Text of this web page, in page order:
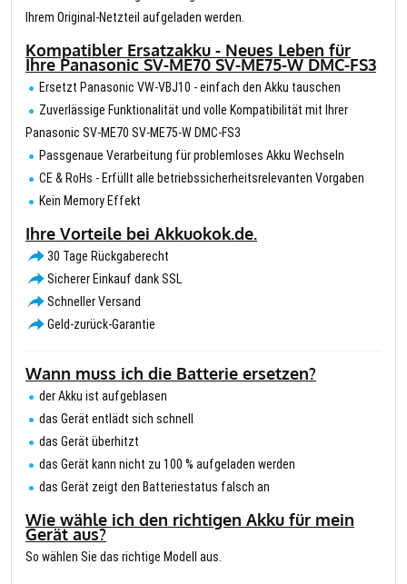
Ihrem Original-Netzteil aufgeladen werden.
Kompatibler Ersatzakku - Neues Leben für
Ihre Panasonic SV-ME70 SV-ME75-W DMC-FS3
Ersetzt Panasonic VW-VBJ10 - einfach den Akku tauschen
Zuverlässige Funktionalität und volle Kompatibilität mit Ihrer
Panasonic SV-ME70 SV-ME75-W DMC-FS3
Passgenaue Verarbeitung für problemloses Akku Wechseln
CE & RoHs - Erfüllt alle betriebssicherheitsrelevanten Vorgaben
Kein Memory Effekt
Ihre Vorteile bei Akkuokok.de.
30 Tage Rückgaberecht
Sicherer Einkauf dank SSL
Schneller Versand
Geld-zurück-Garantie
Wann muss ich die Batterie ersetzen?
der Akku ist aufgeblasen
das Gerät entlädt sich schnell
das Gerät überhitzt
das Gerät kann nicht zu 100 % aufgeladen werden
das Gerät zeigt den Batteriestatus falsch an
Wie wähle ich den richtigen Akku für mein
Gerät aus?
So wählen Sie das richtige Modell aus.